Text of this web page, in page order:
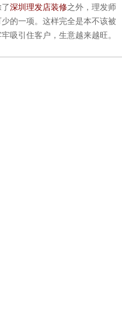
了深圳理发店装修之外，理发师
的一项。这样完全是本不该被
吸引住客户，生意越来越旺。